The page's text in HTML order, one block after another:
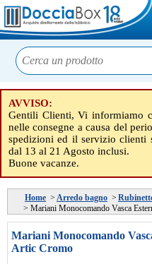
AVVISO:
Gentili Clienti, Vi informiamo
nelle consegne a causa del
spedizioni ed il servizio clienti
dal 13 al 21 Agosto inclusi.
Buone vacanze.
Home > Arredo bagno >
> Mariani Monocomando Vasca
Mariani Monocomando
Artic Cromo